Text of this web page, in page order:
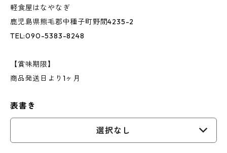
軽食屋はなやなぎ
鹿児島県熊毛郡中種子町野間4235-2
TEL:090-5383-8248
【賞味期限】
商品発送日より1ヶ月
表書き
選択なし